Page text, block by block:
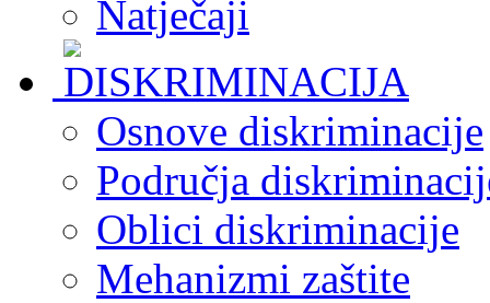
Natječaji
Osnove diskriminacije
Područja
Oblici diskriminacije
Mehanizmi zaštite